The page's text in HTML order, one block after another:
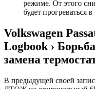
режиме. От этого
будет прогреваться
Volkswagen
Logbook ›
замена
В предыдущей своей